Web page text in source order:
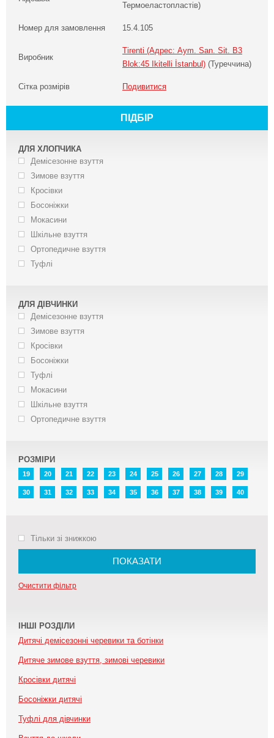
Термоеластопластів)
Номер для замовлення 15.4.105
Виробник
Tirenti (Адрес: Aym. San. Sit. B3
Blok:45 Ikitelli İstanbul) (Туреччина)
Сітка розмірів Подивитися
ПІДБІР
ДЛЯ ХЛОПЧИКА
Демісезонне взуття
Зимове взуття
Кросівки
Босоніжки
Мокасини
Шкільне взуття
Ортопедичне взуття
Туфлі
ДЛЯ ДІВЧИНКИ
Демісезонне взуття
Зимове взуття
Кросівки
Босоніжки
Туфлі
Мокасини
Шкільне взуття
Ортопедичне взуття
РОЗМІРИ
19 20 21 22 23 24 25 26 27 28 29
30 31 32 33 34 35 36 37 38 39 40
Тільки зі знижкою
ПОКАЗАТИ
Очистити фільтр
ІНШІ РОЗДІЛИ
Дитячі демісезонні черевики та ботінки
Дитяче зимове взуття, зимові черевики
Кросівки дитячі
Босоніжки дитячі
Туфлі для дівчинки